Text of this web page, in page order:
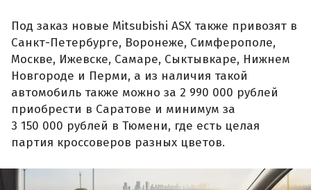
Под заказ новые Mitsubishi ASX также привозят в
Санкт-Петербурге, Воронеже, Симферополе,
Москве, Ижевске, Самаре, Сыктывкаре, Нижнем
Новгороде и Перми, а из наличия такой
автомобиль также можно за 2 990 000 рублей
приобрести в Саратове и минимум за
3 150 000 рублей в Тюмени, где есть целая
партия кроссоверов разных цветов.